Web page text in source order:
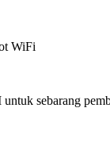
WiFi
sebarang